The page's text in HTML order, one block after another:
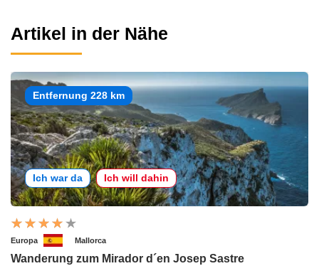
Artikel in der Nähe
Entfernung 228 km
Ich war da Ich will dahin
Europa Mallorca
Wanderung zum Mirador d´en Josep Sastre